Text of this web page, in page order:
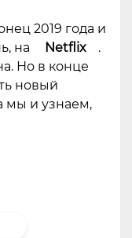
2019 года и
на
Netflix
.
Но в конце
новый
мы и узнаем,